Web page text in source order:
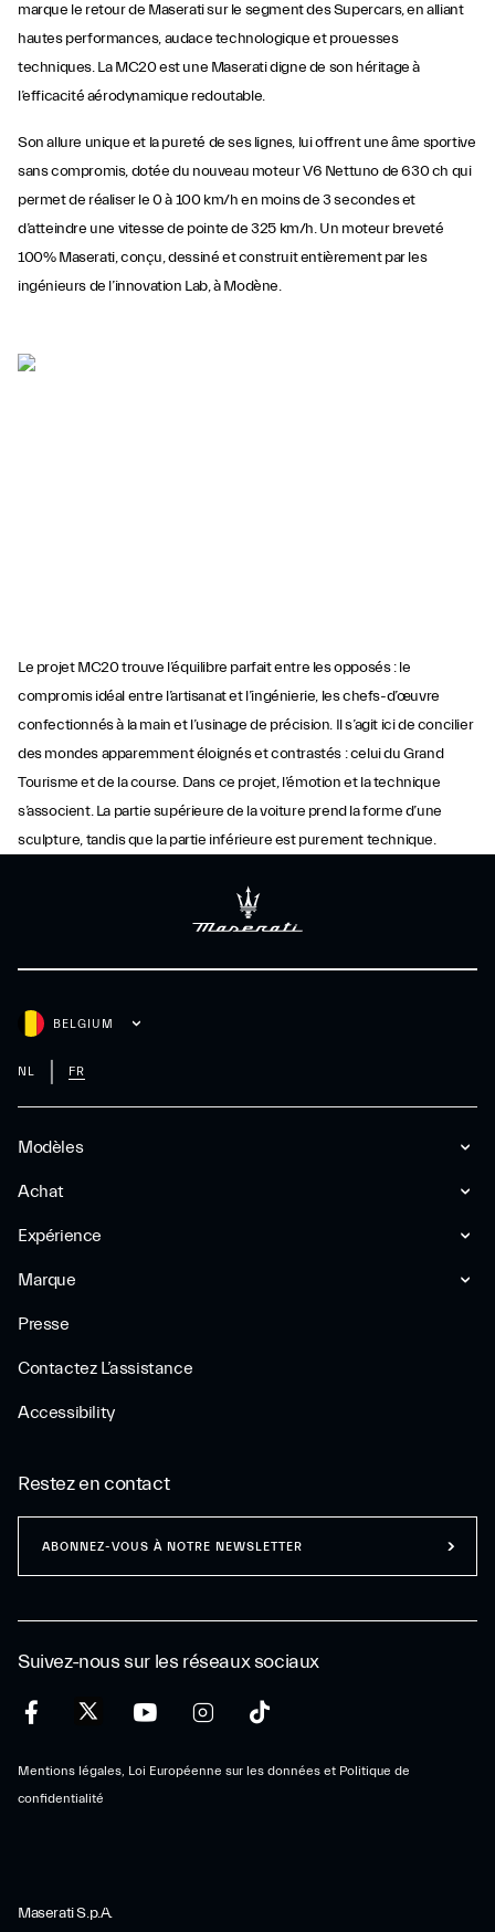
marque le retour de Maserati sur le segment des Supercars, en alliant
hautes performances, audace technologique et prouesses
techniques. La MC20 est une Maserati digne de son héritage à
l’efficacité aérodynamique redoutable.
Son allure unique et la pureté de ses lignes, lui offrent une âme sportive
sans compromis, dotée du nouveau moteur V6 Nettuno de 630 ch qui
permet de réaliser le 0 à 100 km/h en moins de 3 secondes et
d’atteindre une vitesse de pointe de 325 km/h. Un moteur breveté
100% Maserati, conçu, dessiné et construit entièrement par les
ingénieurs de l’innovation Lab, à Modène.
Le projet MC20 trouve l’équilibre parfait entre les opposés : le
compromis idéal entre l’artisanat et l’ingénierie, les chefs-d’œuvre
confectionnés à la main et l’usinage de précision. Il s’agit ici de concilier
des mondes apparemment éloignés et contrastés : celui du Grand
Tourisme et de la course. Dans ce projet, l’émotion et la technique
s’associent. La partie supérieure de la voiture prend la forme d’une
sculpture, tandis que la partie inférieure est purement technique.
Modèles
Achat
Expérience
Marque
Presse
Contactez L’assistance
Accessibility
BELGIUM
NL FR
Suivez-nous sur les réseaux sociaux
Mentions légales, Loi Européenne sur les données et Politique de
confidentialité
Restez en contact
ABONNEZ-VOUS À NOTRE NEWSLETTER
Maserati S.p.A.